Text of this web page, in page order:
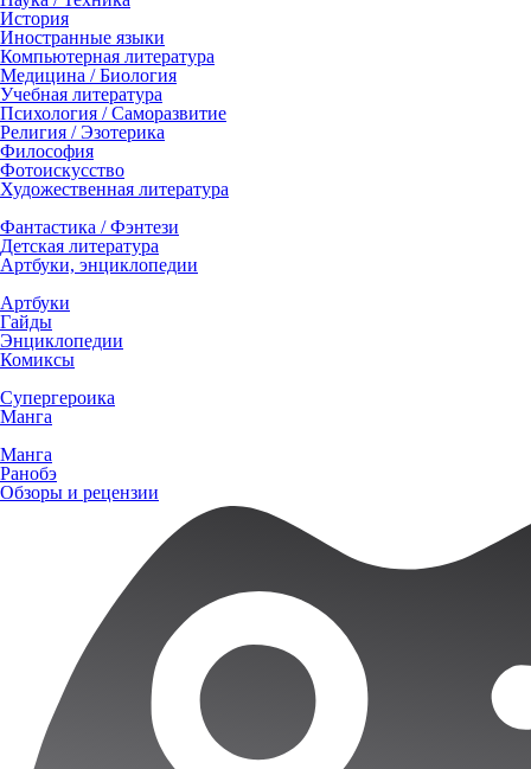
История
Иностранные языки
Компьютерная литература
Медицина / Биология
Учебная литература
Психология / Саморазвитие
Религия / Эзотерика
Философия
Фотоискусство
Художественная литература
Фантастика / Фэнтези
Детская литература
Артбуки, энциклопедии
Артбуки
Гайды
Энциклопедии
Комиксы
Супергероика
Манга
Манга
Ранобэ
Обзоры и рецензии